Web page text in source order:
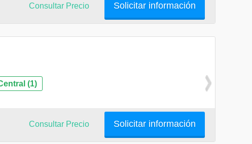
Solicitar información
Consultar Precio
(1)
Solicitar información
Consultar Precio